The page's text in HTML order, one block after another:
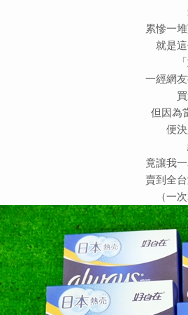
累慘一
就是
「
一經網
但因為
便
竟讓我
賣到全
（一